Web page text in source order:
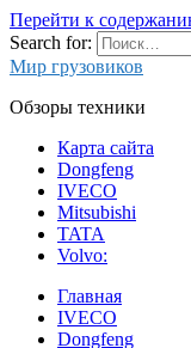
Перейти к
Search for:
Мир грузовиков
Обзоры техники
Карта сайта
Dongfeng
IVECO
Mitsubishi
TATA
Volvo:
Главная
IVECO
Dongfeng